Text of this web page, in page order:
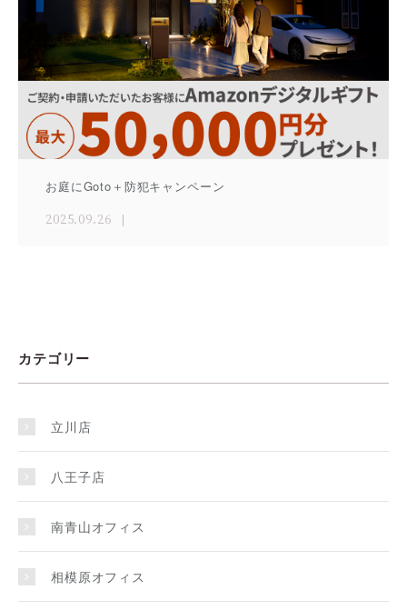
お庭にGoto＋防犯キャンペーン
2025.09.26
カテゴリー
立川店
八王子店
南青山オフィス
相模原オフィス